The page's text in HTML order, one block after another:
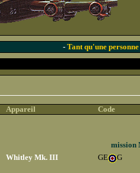
- Tant qu'une
Appareil Code
mission
Whitley Mk. III GE G